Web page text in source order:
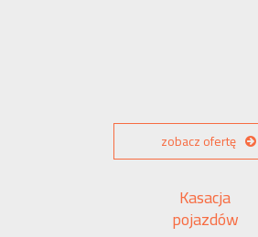
zobacz ofertę
Kasacja
pojazdów